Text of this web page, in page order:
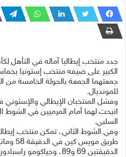
الكبير على ضيفه منتخب إستونيا
جمعتهما الجمعة بالجولة الخامسة من
للمونديال.
وفشل المنتخبان الإيطالي
اتيحت لهما أمام المرميين في الشوط
السلبي.
طريق